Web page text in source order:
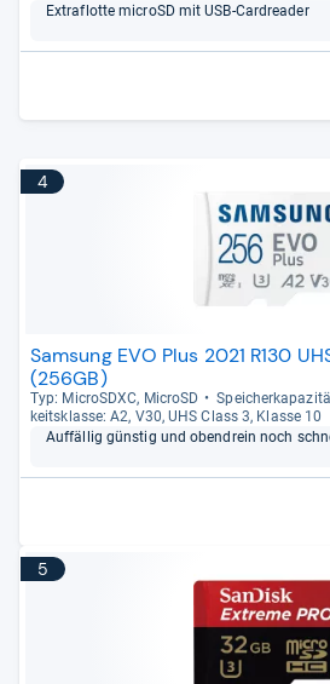
Extraflotte microSD mit USB-​Car­drea­der
4
Samsung EVO Plus 2021 R130
(256GB)
Typ: MicroS­DXC, MicroSD
keits­klasse: A2, V30, UHS Class 3, Klasse 10
Auf­fäl­lig güns­tig und oben­drein noch
5